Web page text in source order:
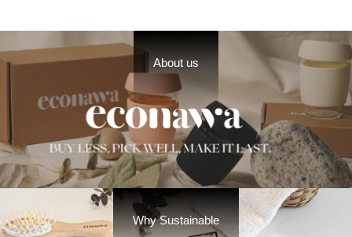
About us
Why Sustainable